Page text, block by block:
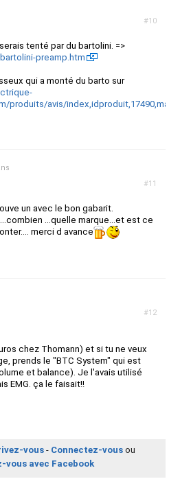
#10
tenté par du bartolini. =>
preamp.htm
qui a monté du barto sur
produits/avis/
#11
un avec le bon gabarit.
...quelle marque...et est ce
merci d avance
#12
chez Thomann) et si tu ne veux
prends le "BTC System" qui est
et balance). Je l'avais utilisé
EMG. ça le faisait!!
vous- Connectez-vousou
vous avec Facebook